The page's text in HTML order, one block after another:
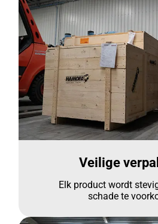
Veilige
Elk product wordt
schade te